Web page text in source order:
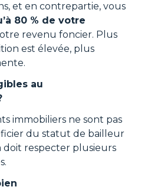
et en contrepartie, vous
80 % de votre
revenu foncier. Plus
est élevée, plus
au
immobiliers ne sont pas
du statut de bailleur
doit respecter plusieurs